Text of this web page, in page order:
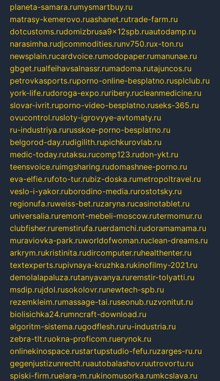
planeta-samara.rumysmartbuy.ru
matrasy-kemerovo.ruashanet.rutrade-farm.ru
dotcustoms.rudomizbrusa9x12spb.ruautodamp.ru
narasimha.rudjcommodities.runv750.rux-ton.ru
newsplain.rucardvoice.rumodopaper.rumanunae.ru
gbget.rualfeihavsalnassr.rumadoma.rutajuncos.ru
petrovkasports.ruporno-online-besplatno.rusplclub.ru
york-life.rudoroga-expo.ruribery.rucleanmedicine.ru
slovar-ivrit.ruporno-video-besplatno.ruseks-365.ru
ovucontrol.rusloty-igrovyye-avtomaty.ru
ru-industriya.rurusskoe-porno-besplatno.ru
belgorod-day.rudigilith.rupichkurovlab.ru
medic-today.rutaksu.rucomp123.rudon-ykt.ru
teensvoice.ruimgsharing.rudomashnee-porno.ru
eva-elfie.rufoto-tur.rubiz-doska.rumetropoltravel.ru
veslo-i-yakor.ruborodino-media.rurostotsky.ru
regionufa.ruweiss-bet.ruzaryna.rucasinotablet.ru
universalia.ruremont-mebeli-moscow.rutermomur.ru
clubfisher.ruremstirufa.ruerdamchi.rudoramamama.ru
muraviovka-park.ruworldofwoman.ruclean-dreams.ru
arkrym.rukristinita.rudircomputer.ruhealthenter.ru
textexperts.rupivnaya-kruzhka.rukinofilmy-2021.ru
demolalapaluza.rutanyavanya.ruremstir-tolyatti.ru
msdip.rujdol.rusokolovr.runewtech-spb.ru
rezemkleim.rumassage-tai.ruseonub.ruzvonitut.ru
biolisichka24.rumncraft-download.ru
algoritm-sistema.rugodflesh.ruru-industria.ru
zebra-tlt.ruokna-proficom.ruerynok.ru
onlinekinospace.rustartupstudio-fefu.ruzarges-ru.ru
gegenjustizunrecht.ruautobalashov.ruutrovortu.ru
spiski-firm.ruelara-m.rukinomusorka.rumkcslava.ru